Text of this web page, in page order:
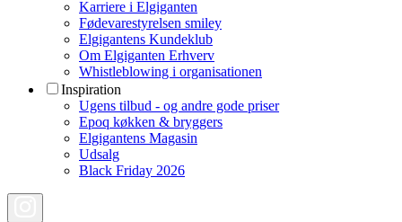
Karriere i Elgiganten
Fødevarestyrelsen smiley
Elgigantens Kundeklub
Om Elgiganten Erhverv
Whistleblowing i organisationen
Inspiration
Ugens tilbud - og andre gode priser
Epoq køkken & bryggers
Elgigantens Magasin
Udsalg
Black Friday 2026